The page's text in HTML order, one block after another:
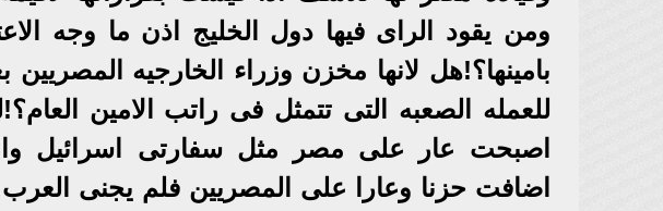
ومن يقود الراى فيها دول الخليج اذن ما وجه
بامينها؟!هل لانها مخزن وزراء الخارجيه المصريين
للعمله الصعبه التى تتمثل فى راتب الامين
اصبحت عار على مصر مثل سفارتى اسرائيل
اضافت حزنا وعارا على المصريين فلم يجنى